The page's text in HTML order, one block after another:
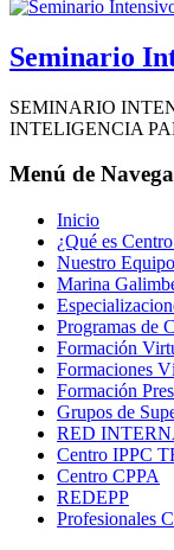
Seminario
SEMINARIO
INTELIGENCIA
Menú de
Inicio
¿Qué es
Nuestro Equipo
Marina
Programas de
Formación
Formaciones
Formación
Grupos de
RED
Centro IPPC
Centro CPPA
REDEPP
Profesionales